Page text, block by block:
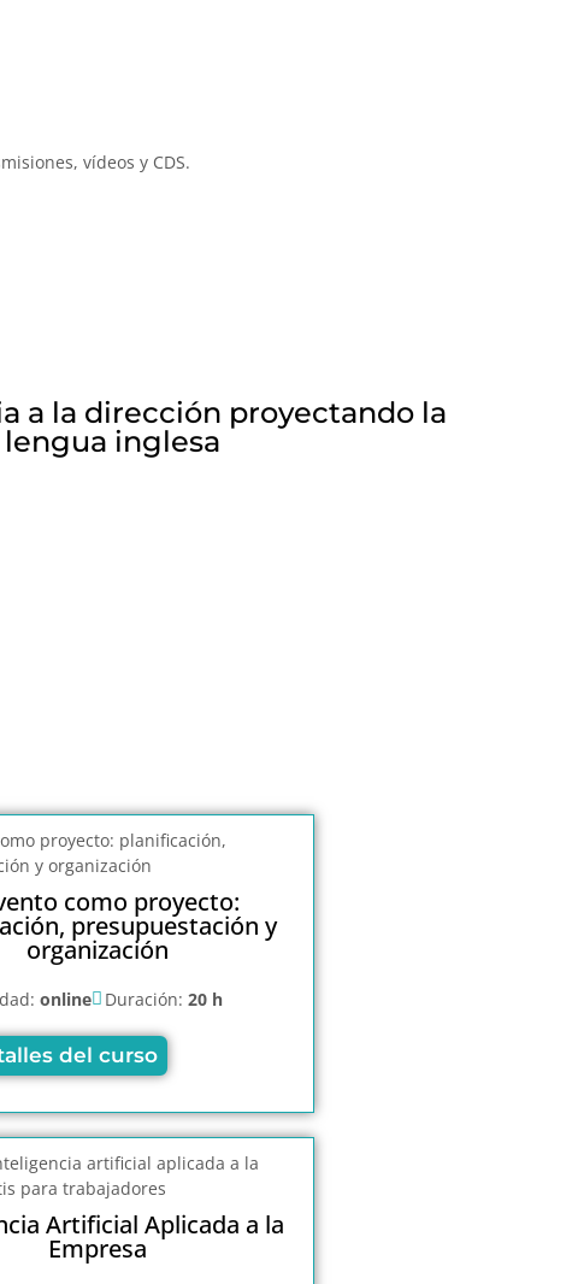
vídeos y CDS.
a la dirección proyectando la
inglesa
como proyecto:
presupuestación y
organización
online Duración: 20 h
del curso
Artificial Aplicada a la
Empresa